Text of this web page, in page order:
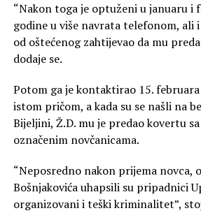
“Nakon toga je optuženi u januaru i
godine u više navrata telefonom, ali
od oštećenog zahtijevao da mu
dodaje se.
Potom ga je kontaktirao 15. februara
istom pričom, a kada su se našli na
Bijeljini, Ž.D. mu je predao kovertu
označenim novčanicama.
“Neposredno nakon prijema novca,
Bošnjakovića uhapsili su pripadnici
organizovani i teški kriminalitet”,